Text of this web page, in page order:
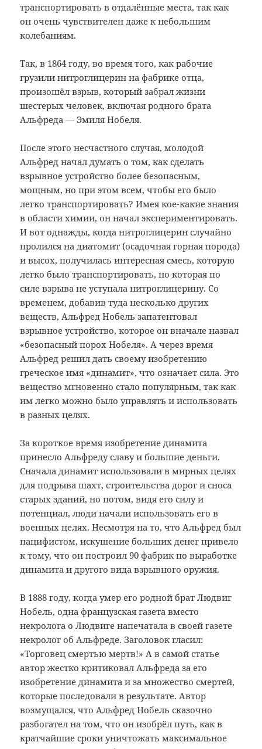
транспортировать в отдалённые места, так как
он очень чувствителен даже к небольшим
колебаниям.
Так, в 1864 году, во время того, как рабочие
грузили нитроглицерин на фабрике отца,
произошёл взрыв, который забрал жизни
шестерых человек, включая родного брата
Альфреда — Эмиля Нобеля.
После этого несчастного случая, молодой
Альфред начал думать о том, как сделать
взрывное устройство более безопасным,
мощным, но при этом всем, чтобы его было
легко транспортировать? Имея кое-какие знания
в области химии, он начал экспериментировать.
И вот однажды, когда нитроглицерин случайно
пролился на диатомит (осадочная горная порода)
и высох, получилась интересная смесь, которую
легко было транспортировать, но которая по
силе взрыва не уступала нитроглицерину. Со
временем, добавив туда несколько других
веществ, Альфред Нобель запатентовал
взрывное устройство, которое он вначале назвал
«безопасный порох Нобеля». А через время
Альфред решил дать своему изобретению
греческое имя «динамит», что означает сила. Это
вещество мгновенно стало популярным, так как
им легко можно было управлять и использовать
в разных целях.
За короткое время изобретение динамита
принесло Альфреду славу и большие деньги.
Сначала динамит использовали в мирных целях
для подрыва шахт, строительства дорог и сноса
старых зданий, но потом, видя его силу и
потенциал, люди начали использовать его в
военных целях. Несмотря на то, что Альфред был
пацифистом, искушение больших денег привело
к тому, что он построил 90 фабрик по выработке
динамита и другого вида взрывного оружия.
В 1888 году, когда умер его родной брат Людвиг
Нобель, одна французская газета вместо
некролога о Людвиге напечатала в своей газете
некролог об Альфреде. Заголовок гласил:
«Торговец смертью мертв!» А в самой статье
автор жестко критиковал Альфреда за его
изобретение динамита и за множество смертей,
которые последовали в результате. Автор
возмущался, что Альфред Нобель сказочно
разбогател на том, что он изобрёл путь, как в
кратчайшие сроки уничтожать максимальное